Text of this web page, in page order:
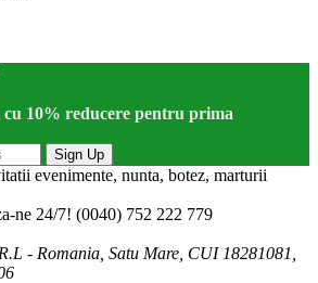
cu 10% reducere pentru prima
Sign Up
ne 24/7! (0040) 752 222 779
- Romania, Satu Mare, CUI 18281081,